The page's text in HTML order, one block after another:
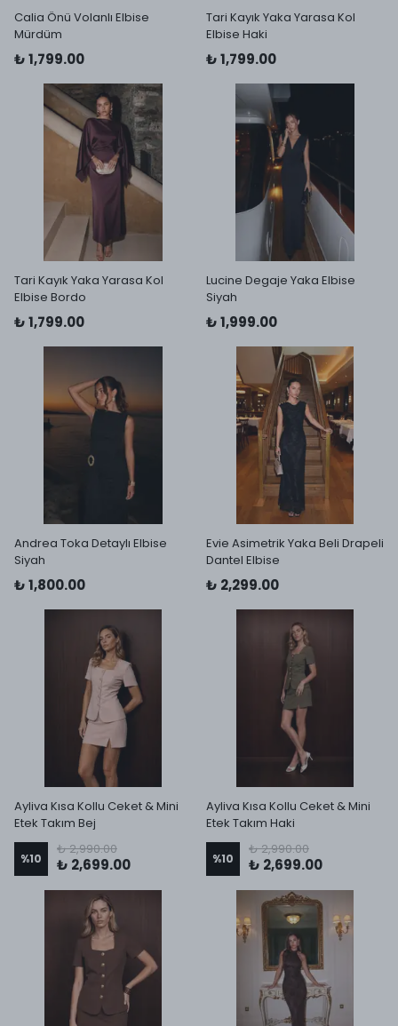
Calia Önü Volanlı Elbise
Mürdüm
₺ 1,799.00
Tari Kayık Yaka Yarasa Kol
Elbise Haki
₺ 1,799.00
Tari Kayık Yaka Yarasa Kol
Elbise Bordo
₺ 1,799.00
Lucine Degaje Yaka Elbise
Siyah
₺ 1,999.00
Andrea Toka Detaylı Elbise
Siyah
₺ 1,800.00
Evie Asimetrik Yaka Beli Drapeli
Dantel Elbise
₺ 2,299.00
Ayliva Kısa Kollu Ceket & Mini
Etek Takım Bej
%10
₺ 2,990.00
₺ 2,699.00
Ayliva Kısa Kollu Ceket & Mini
Etek Takım Haki
%10
₺ 2,990.00
₺ 2,699.00